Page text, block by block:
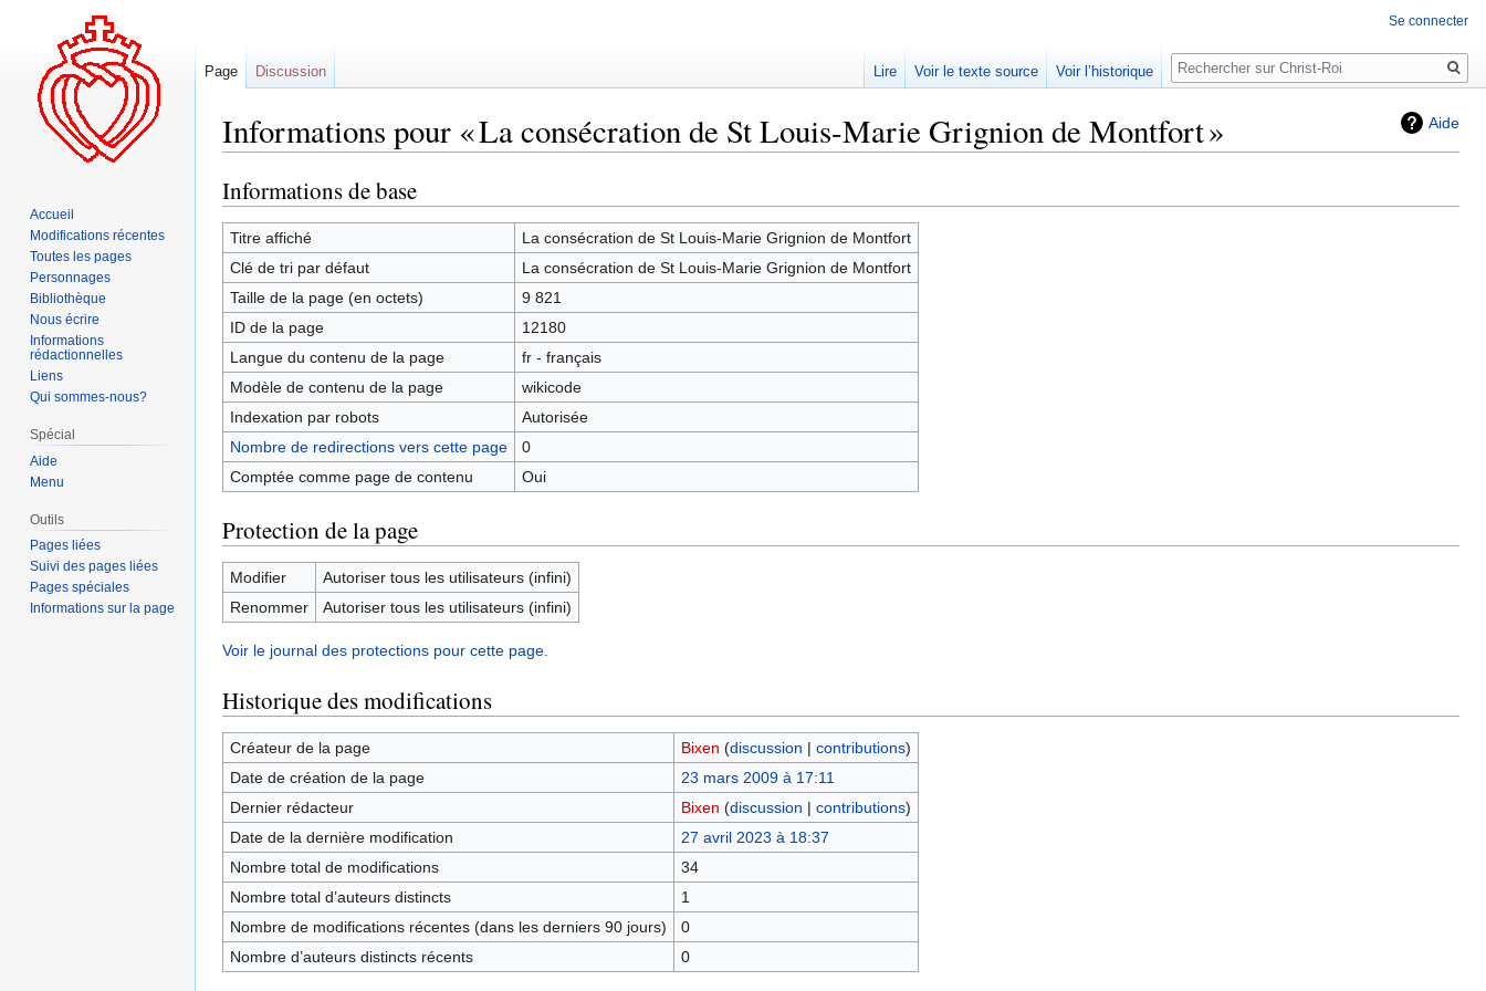
Aide
Informations pour « La consécration de St Louis-Marie Grignion de Montfort »
Aller
à
la
navigation
Aller
à
la
recherche
Informations de base
Titre affiché
La consécration de St Louis-Marie Grignion de Montfort
Clé de tri par défaut
La consécration de St Louis-Marie Grignion de Montfort
Taille de la page (en octets)
9 821
ID de la page
12180
Langue du contenu de la page
fr - français
Modèle de contenu de la page
wikicode
Indexation par robots
Autorisée
Nombre de redirections vers cette page
0
Comptée comme page de contenu
Oui
Protection de la page
Modifier
Autoriser tous les utilisateurs (infini)
Renommer
Autoriser tous les utilisateurs (infini)
Voir le journal des protections pour cette page.
Historique des modifications
Créateur de la page Bixen (discussion | contributions)
Date de création de la page
23 mars 2009 à 17:11
Dernier rédacteur
Bixen (discussion | contributions)
Date de la dernière modification
27 avril 2023 à 18:37
Nombre total de modifications
34
Nombre total d’auteurs distincts
1
Nombre de modifications récentes (dans les derniers 90 jours)
0
Nombre d’auteurs distincts récents
0
Se connecter
Page Discussion Lire Voir le texte source Voir l’historique
Rechercher
Accueil
Modifications récentes
Toutes les pages
Personnages
Bibliothèque
Nous écrire
Informations
rédactionnelles
Liens
Qui sommes-nous?
Spécial
Aide
Menu
Outils
Pages liées
Suivi des pages liées
Pages spéciales
Informations sur la page